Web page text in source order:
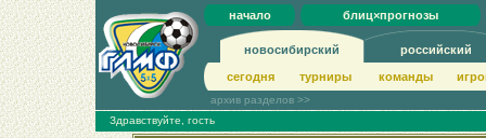
начало блиц×прогнозы
новосибирский российский
сегодня турниры команды
архив разделов >>
Здравствуйте, гость